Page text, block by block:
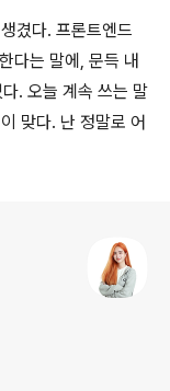
겼다. 프론트엔드
다는 말에, 문득 내
. 오늘 계속 쓰는 말
맞다. 난 정말로 어